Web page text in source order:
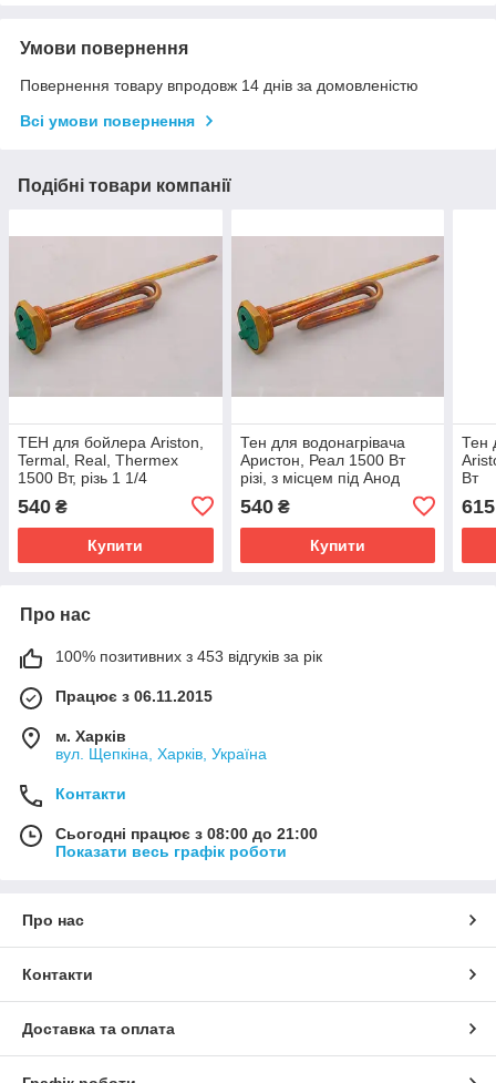
Умови повернення
Повернення товару впродовж 14 днів за домовленістю
Всі умови повернення
Подібні товари компанії
ТЕН для бойлера Ariston,
Termal, Real, Thermex
1500 Вт, різь 1 1/4
540 ₴
Купити
Тен для водонагрівача
Аристон, Реал 1500 Вт
різі, з місцем під Анод
540₴
Купити
Тен
Вт
615
Про нас
100% позитивних з 453 відгуків за рік
Працює з 06.11.2015
м. Харків
вул. Щепкіна, Харків, Україна
Контакти
Сьогодні працює з 08:00 до 21:00
Показати весь графік роботи
Про нас
Контакти
Доставка та оплата